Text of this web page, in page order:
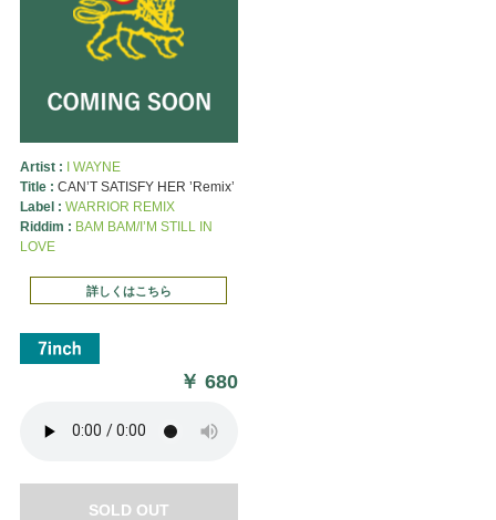
Artist : I WAYNE
Title : CAN’T SATISFY HER ’Remix’
Label : WARRIOR REMIX
Riddim : BAM BAM/I’M STILL IN
LOVE
詳しくはこちら
￥680
SOLD OUT